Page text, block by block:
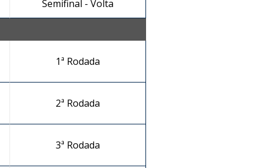
Semifinal - Volta
1ª Rodada
2ª Rodada
3ª Rodada